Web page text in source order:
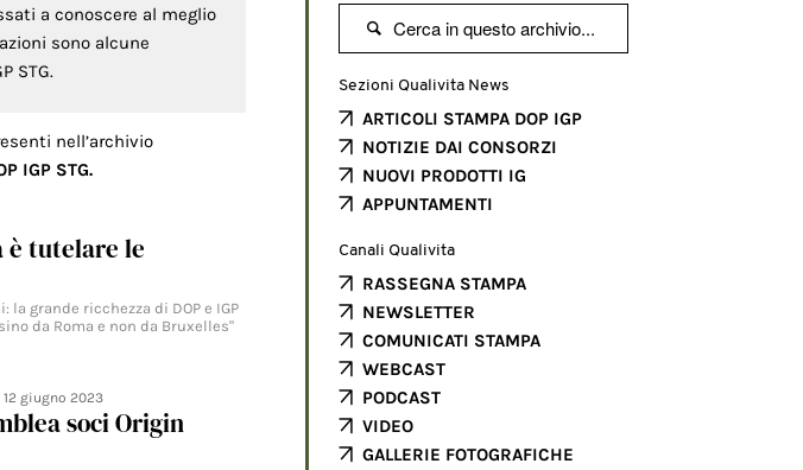
a conoscere al meglio
sono alcune
STG.
nell’archivio
IGP STG.
è tutelare le
grande ricchezza di DOP e IGP
da Roma e non da Bruxelles"
12 giugno 2023
soci Origin

Sezioni Qualivita News
ARTICOLI STAMPA DOP IGP
NOTIZIE DAI CONSORZI
NUOVI PRODOTTI IG
APPUNTAMENTI
Canali Qualivita
RASSEGNA STAMPA
NEWSLETTER
COMUNICATI STAMPA
WEBCAST
PODCAST
VIDEO
GALLERIE FOTOGRAFICHE